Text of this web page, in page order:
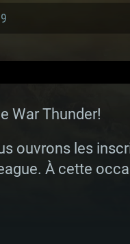
War Thunder!
ouvrons les
À cette